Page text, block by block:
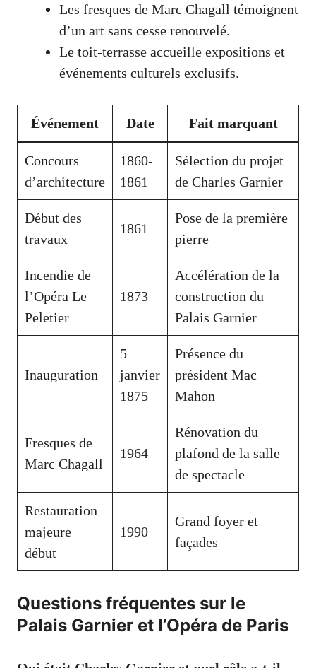
Les fresques de Marc Chagall témoignent
d’un art sans cesse renouvelé.
Le toit-terrasse accueille expositions et
événements culturels exclusifs.
Événement Date Fait marquant
Concours
d’architecture
1860-
1861
Sélection du projet
de Charles Garnier
Début des
travaux
1861
Pose de la première
pierre
Incendie de
l’Opéra Le
Peletier
1873
Accélération de la
construction du
Palais Garnier
Inauguration
5
janvier
1875
Présence du
président Mac
Mahon
Fresques de
Marc Chagall
1964
Rénovation du
plafond de la salle
de spectacle
Restauration
majeure
début
1990
Grand foyer et
façades
Questions fréquentes sur le
Palais Garnier et l’Opéra de Paris